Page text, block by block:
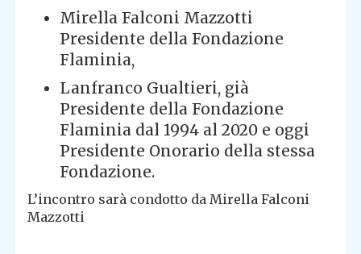
Mirella Falconi Mazzotti
Presidente della Fondazione
Flaminia,
Lanfranco Gualtieri, già
Presidente della Fondazione
Flaminia dal 1994 al 2020 e oggi
Presidente Onorario della stessa
Fondazione.
L’incontro sarà condotto da Mirella Falconi
Mazzotti